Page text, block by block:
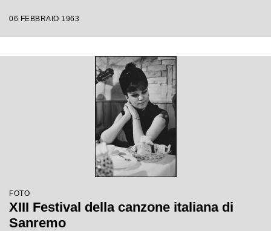
06 FEBBRAIO 1963
FOTO
XIII Festival della canzone italiana di
Sanremo